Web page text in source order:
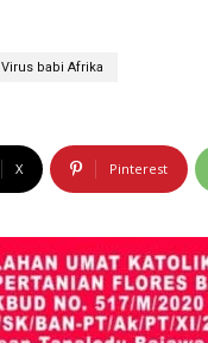
Virus babi Afrika
X Pinterest